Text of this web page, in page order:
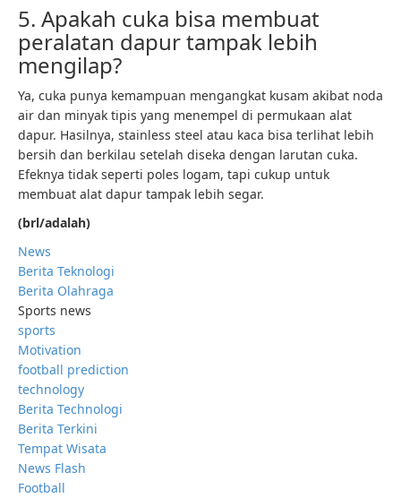
5. Apakah cuka bisa membuat
peralatan dapur tampak lebih
mengilap?
Ya, cuka punya kemampuan mengangkat kusam akibat noda
air dan minyak tipis yang menempel di permukaan alat
dapur. Hasilnya, stainless steel atau kaca bisa terlihat lebih
bersih dan berkilau setelah diseka dengan larutan cuka.
Efeknya tidak seperti poles logam, tapi cukup untuk
membuat alat dapur tampak lebih segar.
(brl/adalah)
News
Berita Teknologi
Berita Olahraga
Sports news
sports
Motivation
football prediction
technology
Berita Technologi
Berita Terkini
Tempat Wisata
News Flash
Football